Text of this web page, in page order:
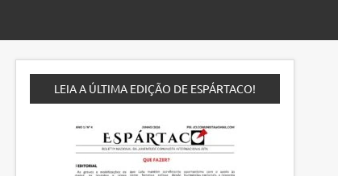
LEIA A ÚLTIMA EDIÇÃO DE ESPÁRTACO!